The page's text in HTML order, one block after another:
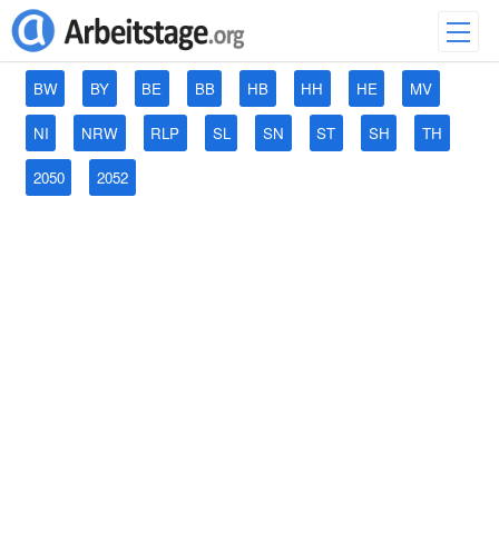
BW BY BE BB HB HH HE MV
NI NRW RLP SL SN ST SH TH
2050 2052